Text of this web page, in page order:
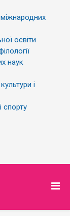
освіти
наук
і
спорту